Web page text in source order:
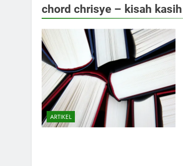
chord chrisye – kisah
ARTIKEL